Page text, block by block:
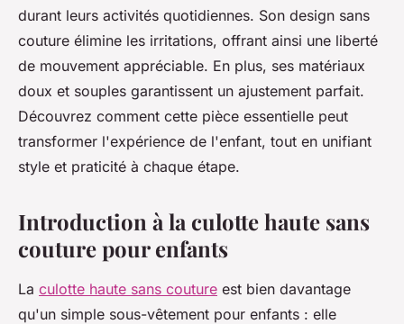
durant leurs activités quotidiennes. Son design sans
couture élimine les irritations, offrant ainsi une liberté
de mouvement appréciable. En plus, ses matériaux
doux et souples garantissent un ajustement parfait.
Découvrez comment cette pièce essentielle peut
transformer l'expérience de l'enfant, tout en unifiant
style et praticité à chaque étape.
Introduction à la culotte haute sans
couture pour enfants
La culotte haute sans couture est bien davantage
qu'un simple sous-vêtement pour enfants : elle